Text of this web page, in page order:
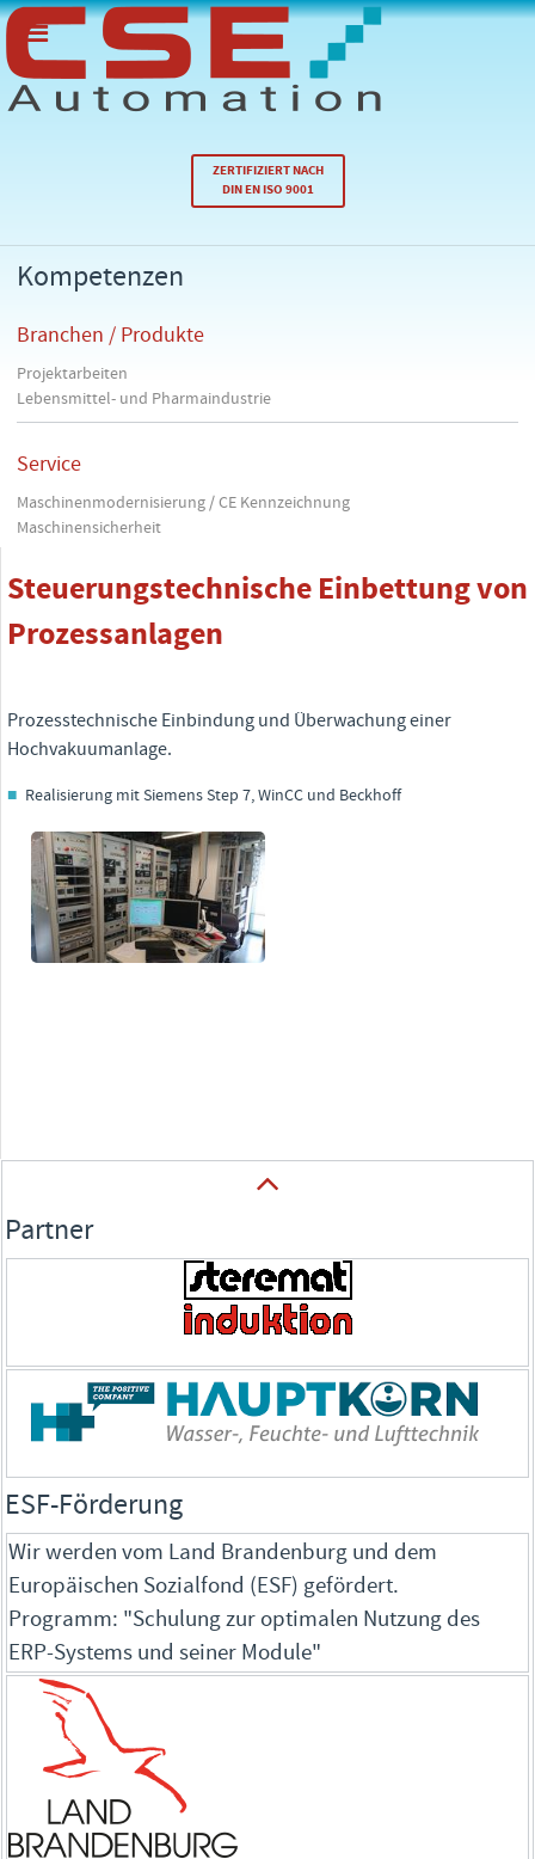
ZERTIFIZIERT NACH
DIN EN ISO 9001
Kompetenzen
Branchen / Produkte
Projektarbeiten
Lebensmittel- und Pharmaindustrie
Service
Maschinenmodernisierung / CE Kennzeichnung
Maschinensicherheit
Steuerungstechnische Einbettung von
Prozessanlagen
Prozesstechnische Einbindung und Überwachung einer
Hochvakuumanlage.
Realisierung mit Siemens Step 7, WinCC und Beckhoff
Partner
ESF-Förderung
Wir werden vom Land Brandenburg und dem
Europäischen Sozialfond (ESF) gefördert.
Programm: "Schulung zur optimalen Nutzung des
ERP-Systems und seiner Module"